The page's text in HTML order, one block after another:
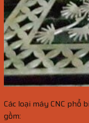
Các loại máy CNC phổ
gồm: